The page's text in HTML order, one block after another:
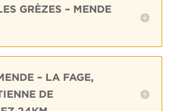
GRÈZES – MENDE
– LA FAGE,
DE